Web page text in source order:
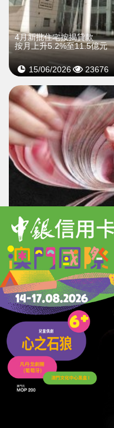
4月新批住宅按揭貸款
按月上升5.2%至11.5億元
15/06/2026 23676
內地5月新增貸款回升超預期
企業融資撐起信貸增長
15/06/2026 23505